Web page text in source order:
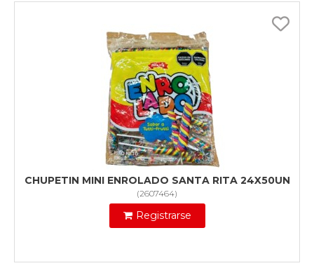
CHUPETIN MINI ENROLADO SANTA RITA 24X50UN
(2607464)
Registrarse